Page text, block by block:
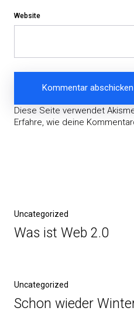
Website
Diese Seite verwendet
Erfahre, wie deine
Vorheriger
Beitrag
Uncategorized
Was ist Web 2.0
Nächster
Beitrag
Uncategorized
Schon wieder